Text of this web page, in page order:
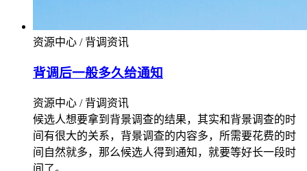
资源中心 / 背调资讯
背调后一般多久给通知
资源中心 / 背调资讯
候选人想要拿到背景调查的结果，其实和背景调查的时
间有很大的关系，背景调查的内容多，所需要花费的时
间自然就多，那么候选人得到通知，就要等好长一段时
间了。